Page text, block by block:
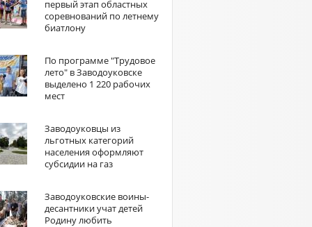
первый этап областных
соревнований по летнему
биатлону
По программе "Трудовое
лето" в Заводоуковске
выделено 1 220 рабочих
мест
Заводоуковцы из
льготных категорий
населения оформляют
субсидии на газ
Заводоуковские воины-
десантники учат детей
Родину любить